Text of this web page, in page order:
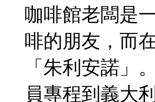
咖啡館老闆是
啡的朋友，而
「朱利安諾」
員專程到義大